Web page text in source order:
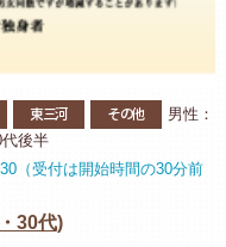
東三河 その他
男性：
代後半
（受付は開始時間の30分前
30代)